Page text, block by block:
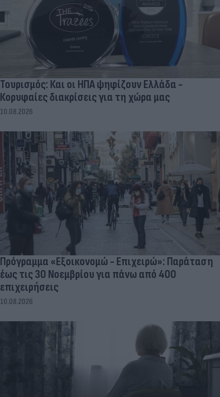
Τουρισμός: Και οι ΗΠΑ ψηφίζουν Ελλάδα -
Κορυφαίες διακρίσεις για τη χώρα μας
10.08.2026
Πρόγραμμα «Εξοικονομώ - Επιχειρώ»: Παράταση
έως τις 30 Νοεμβρίου για πάνω από 400
επιχειρήσεις
10.08.2026